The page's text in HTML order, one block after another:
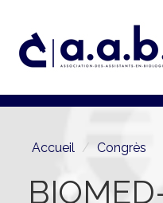
au
principalAccueil Congrès